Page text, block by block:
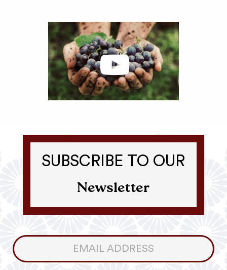
SUBSCRIBE TO OUR
Newsletter
Consumer
Newsletter